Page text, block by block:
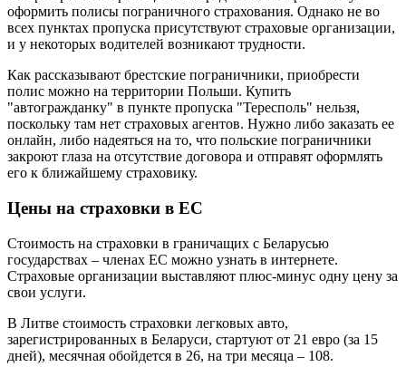
оформить полисы пограничного страхования. Однако не во
всех пунктах пропуска присутствуют страховые организации,
и у некоторых водителей возникают трудности.
Как рассказывают брестские пограничники, приобрести
полис можно на территории Польши. Купить
"автогражданку" в пункте пропуска "Тересполь" нельзя,
поскольку там нет страховых агентов. Нужно либо заказать ее
онлайн, либо надеяться на то, что польские пограничники
закроют глаза на отсутствие договора и отправят оформлять
его к ближайшему страховику.
Цены на страховки в ЕС
Стоимость на страховки в граничащих с Беларусью
государствах – членах ЕС можно узнать в интернете.
Страховые организации выставляют плюс-минус одну цену за
свои услуги.
В Литве стоимость страховки легковых авто,
зарегистрированных в Беларуси, стартуют от 21 евро (за 15
дней), месячная обойдется в 26, на три месяца – 108.